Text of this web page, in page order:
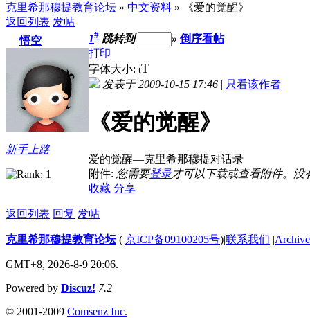
克里希那穆提教育论坛 » 中文资料 » 《爱的觉醒》
返回列表 发帖
悟空
新手上路
1# 跳转到 » 倒序看帖
打印
字体大小: tT
发表于 2009-10-15 17:46 | 只看该作者
《爱的觉醒》
爱的觉醒—克里希那穆提对话录
附件: 您需要登录才可以下载或查看附件。没
收藏 分享
返回列表 回复 发帖
克里希那穆提教育论坛( 京ICP备09100205号)|联系我们 |
GMT+8, 2026-8-9 20:06.
Powered by Discuz! 7.2
© 2001-2009 Comsenz Inc.